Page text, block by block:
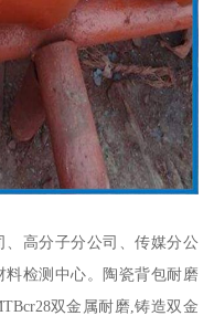
高分子分公司、传媒分公
检测中心。陶瓷背包耐磨
双金属耐磨,铸造双金